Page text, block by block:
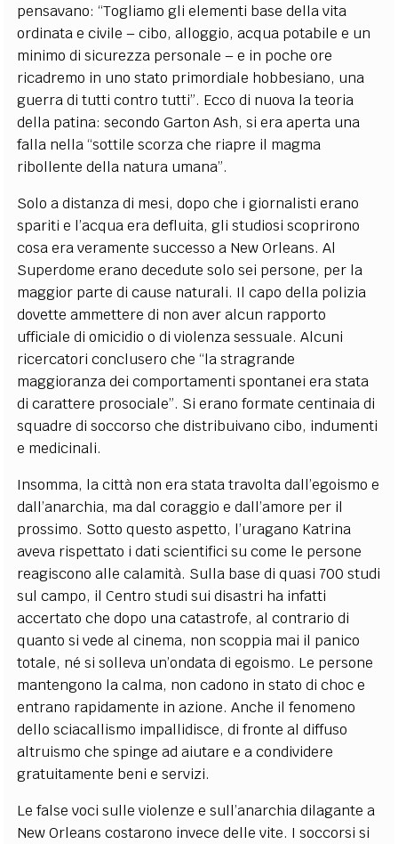
pensavano: “Togliamo gli elementi base della vita
ordinata e civile – cibo, alloggio, acqua potabile e un
minimo di sicurezza personale – e in poche ore
ricadremo in uno stato primordiale hobbesiano, una
guerra di tutti contro tutti”. Ecco di nuova la teoria
della patina: secondo Garton Ash, si era aperta una
falla nella “sottile scorza che riapre il magma
ribollente della natura umana”.
Solo a distanza di mesi, dopo che i giornalisti erano
spariti e l’acqua era defluita, gli studiosi scoprirono
cosa era veramente successo a New Orleans. Al
Superdome erano decedute solo sei persone, per la
maggior parte di cause naturali. Il capo della polizia
dovette ammettere di non aver alcun rapporto
ufficiale di omicidio o di violenza sessuale. Alcuni
ricercatori conclusero che “la stragrande
maggioranza dei comportamenti spontanei era stata
di carattere prosociale”. Si erano formate centinaia di
squadre di soccorso che distribuivano cibo, indumenti
e medicinali.
Insomma, la città non era stata travolta dall’egoismo e
dall’anarchia, ma dal coraggio e dall’amore per il
prossimo. Sotto questo aspetto, l’uragano Katrina
aveva rispettato i dati scientifici su come le persone
reagiscono alle calamità. Sulla base di quasi 700 studi
sul campo, il Centro studi sui disastri ha infatti
accertato che dopo una catastrofe, al contrario di
quanto si vede al cinema, non scoppia mai il panico
totale, né si solleva un’ondata di egoismo. Le persone
mantengono la calma, non cadono in stato di choc e
entrano rapidamente in azione. Anche il fenomeno
dello sciacallismo impallidisce, di fronte al diffuso
altruismo che spinge ad aiutare e a condividere
gratuitamente beni e servizi.
Le false voci sulle violenze e sull’anarchia dilagante a
New Orleans costarono invece delle vite. I soccorsi si